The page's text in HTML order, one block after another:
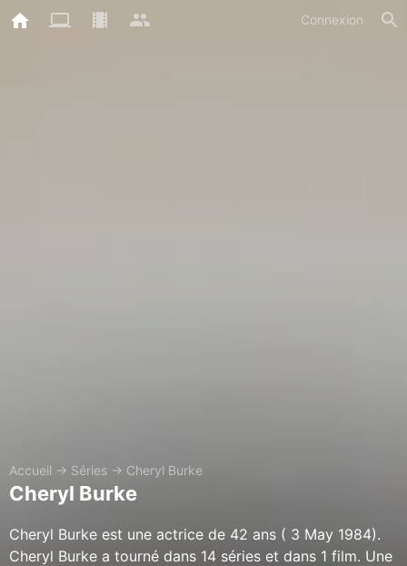
Connexion
Accueil → Séries → Cheryl Burke
Cheryl Burke
Cheryl Burke est une actrice de 42 ans ( 3 May 1984).
Cheryl Burke a tourné dans 14 séries et dans 1 film. Une